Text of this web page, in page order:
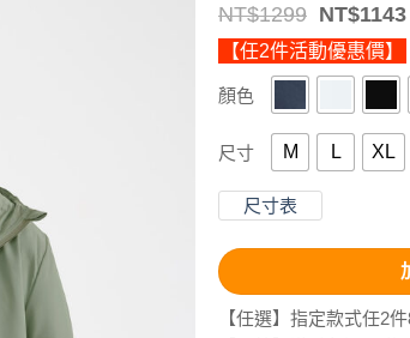
NT$1299 Original
price
was:
NT$1143
【任2件活動優惠價】
顏色
尺寸 M L XL
尺寸表
【任選】指定款式任2